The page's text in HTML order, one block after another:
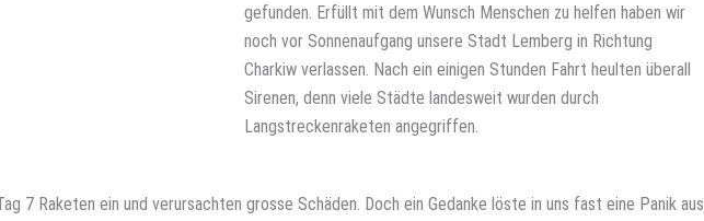
gefunden. Erfüllt mit dem Wunsch Menschen zu helfen haben wir
noch vor Sonnenaufgang unsere Stadt Lemberg in Richtung
Charkiw verlassen. Nach ein einigen Stunden Fahrt heulten überall
Sirenen, denn viele Städte landesweit wurden durch
Langstreckenraketen angegriffen.
7 Raketen ein und verursachten grosse Schäden. Doch ein Gedanke löste in uns fast eine Panik aus